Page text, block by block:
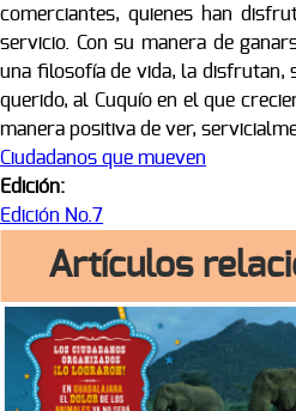
comerciantes, quienes han
servicio. Con su manera de
una filosofía de vida, la disfrutan,
querido, al Cuquío en el que
manera positiva de ver,
Ciudadanos que mueven
Edición:
Edición No.7
Artículos